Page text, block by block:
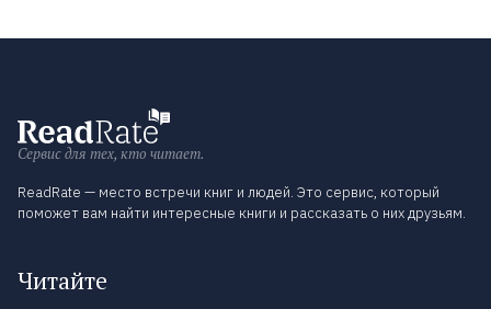
Сервис для тех, кто читает.
ReadRate — место встречи книг и людей. Это сервис, который
поможет вам найти интересные книги и рассказать о них друзьям.
Читайте